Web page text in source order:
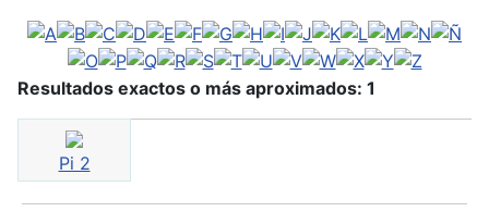
Resultados exactos o más aproximados: 1
Pi 2